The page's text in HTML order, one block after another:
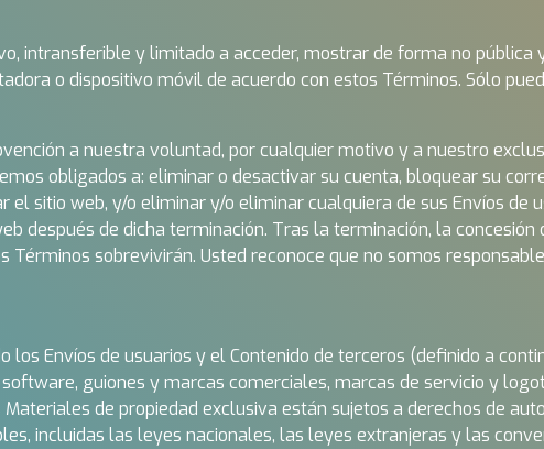
intransferible y limitado a acceder, mostrar de forma no
o dispositivo móvil de acuerdo con estos Términos. Sólo
a nuestra voluntad, por cualquier motivo y a nuestro
obligados a: eliminar o desactivar su cuenta, bloquear su
el sitio web, y/o eliminar y/o eliminar cualquiera de sus Envíos de
después de dicha terminación. Tras la terminación, la
Términos sobrevivirán. Usted reconoce que no somos
los Envíos de usuarios y el Contenido de terceros (definido a
guiones y marcas comerciales, marcas de servicio y
de propiedad exclusiva están sujetos a derechos de
incluidas las leyes nacionales, las leyes extranjeras y las